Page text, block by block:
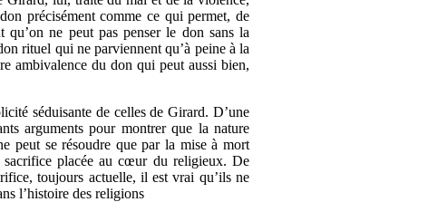
précisément comme ce qui permet, de
ne peut pas penser le don sans la
rituel qui ne parviennent qu’à peine à la
ambivalence du don qui peut aussi bien,
séduisante de celles de Girard. D’une
arguments pour montrer que la nature
peut se résoudre que par la mise à mort
sacrifice placée au cœur du religieux. De
toujours actuelle, il est vrai qu’ils ne
l’histoire des religions